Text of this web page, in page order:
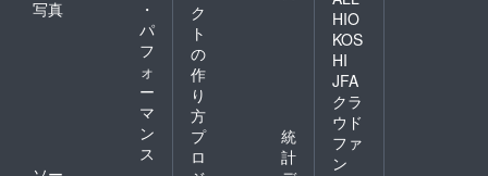
写真
・
パ
フ
ォ
ー
マ
ン
ス
ク
ト
の
作
り
方
プ
ロ
統
計
HIO
KOS
HI
JFA
クラ
ウド
ファ
ン